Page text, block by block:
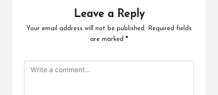
Leave a Reply
Your email address will not be published.
Required fields
are marked *